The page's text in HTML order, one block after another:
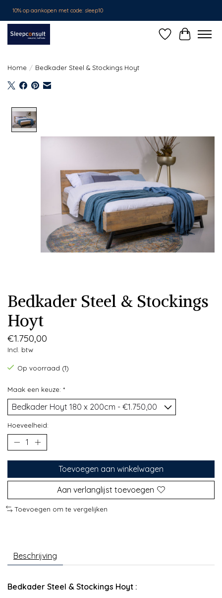
10% op aankopen met code: sleep10
Verlanglijst
Home / Bedkader Steel & Stockings Hoyt
Bedkader Steel & Stockings
Hoyt
€1.750,00
Incl. btw
Op voorraad (1)
Maak een keuze: *
Hoeveelheid:
Toevoegen aan winkelwagen
Aan verlanglijst toevoegen
Toevoegen om te vergelijken
Beschrijving
Bedkader Steel & Stockings Hoyt :